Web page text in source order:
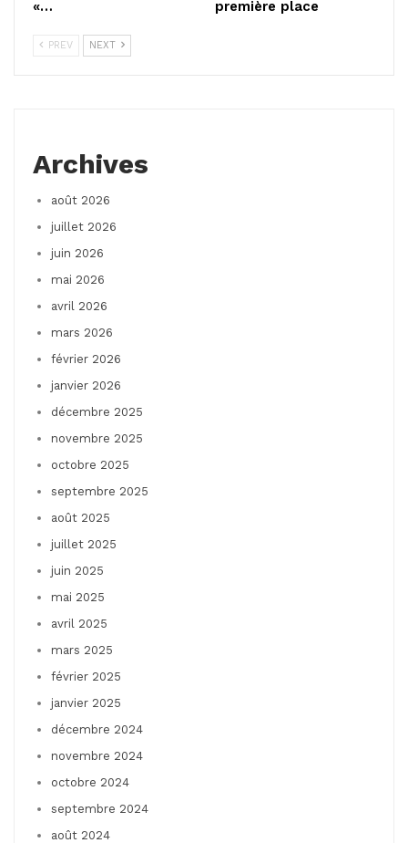
«… première place
PREV NEXT
Archives
août 2026
juillet 2026
juin 2026
mai 2026
avril 2026
mars 2026
février 2026
janvier 2026
décembre 2025
novembre 2025
octobre 2025
septembre 2025
août 2025
juillet 2025
juin 2025
mai 2025
avril 2025
mars 2025
février 2025
janvier 2025
décembre 2024
novembre 2024
octobre 2024
septembre 2024
août 2024